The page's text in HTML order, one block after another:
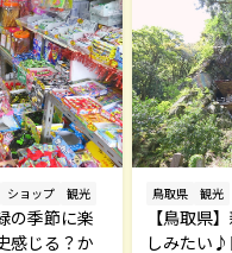
ショップ 観光
の季節に楽
感じる？か
鳥取県 観光
【鳥取県
しみたい